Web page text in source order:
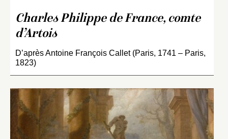
Charles Philippe de France, comte
d’Artois
D’après Antoine François Callet (Paris, 1741 – Paris,
1823)